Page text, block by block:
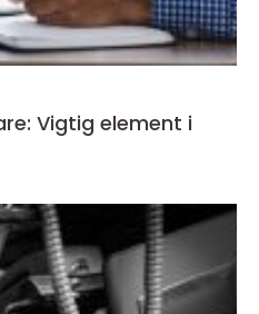
Vigtig element i